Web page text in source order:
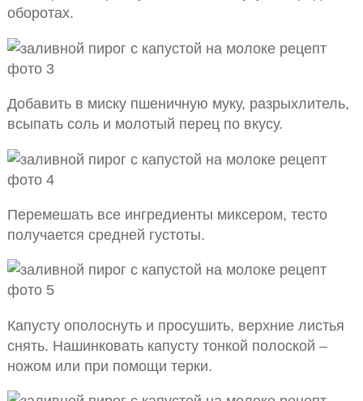
оборотах.
Добавить в миску пшеничную муку, разрыхлитель,
всыпать соль и молотый перец по вкусу.
Перемешать все ингредиенты миксером, тесто
получается средней густоты.
Капусту ополоснуть и просушить, верхние листья
снять. Нашинковать капусту тонкой полоской –
ножом или при помощи терки.